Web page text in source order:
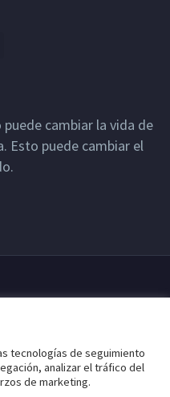
cambiar la vida de
Esto puede cambiar el
a Cristo Para Todas
tecnologías de seguimiento
analizar el tráfico del
de marketing.